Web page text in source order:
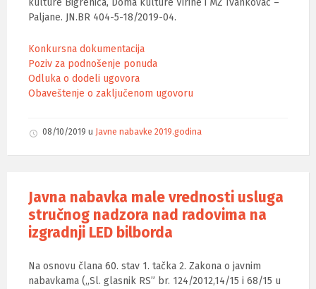
kulture Bigrenica, Doma kulture Virine i MZ Ivankovac –
Paljane. JN.BR 404-5-18/2019-04.
Konkursna dokumentacija
Poziv za podnošenje ponuda
Odluka o dodeli ugovora
Obaveštenje o zaključenom ugovoru
08/10/2019 u Javne nabavke 2019.godina
Javna nabavka male vrednosti usluga
stručnog nadzora nad radovima na
izgradnji LED bilborda
Na osnovu člana 60. stav 1. tačka 2. Zakona o javnim
nabavkama („Sl. glasnik RS” br. 124/2012,14/15 i 68/15 u